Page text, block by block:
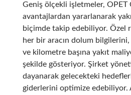
Geniş ölçekli işletmeler, OPET
avantajlardan yararlanarak
biçimde takip edebiliyor. Özel
her bir aracın dolum
ve kilometre başına yakıt
şekilde gösteriyor. Şirket
dayanarak gelecekteki
giderlerini optimize edebiliyor.